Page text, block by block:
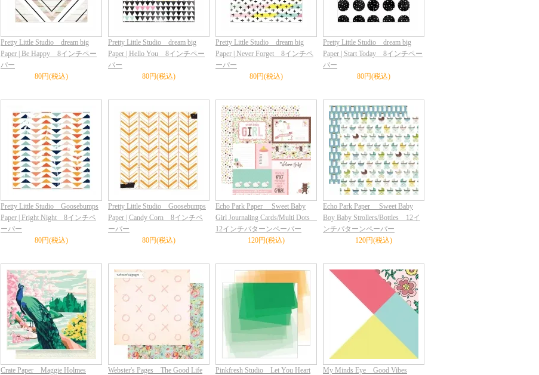
Pretty Little Studio dream big
Paper | Be Happy 8インチペー
パー
80円(税込)
Pretty Little Studio dream big
Paper | Hello You 8インチペー
パー
80円(税込)
Pretty Little Studio dream big
Paper | Never Forget 8インチペ
ーパー
80円(税込)
Pretty Little Studio dream big
Paper | Start Today 8インチペー
パー
80円(税込)
Pretty Little Studio Goosebumps
Paper | Fright Night 8インチペ
ーパー
80円(税込)
Pretty Little Studio Goosebumps
Paper | Candy Corn 8インチペ
ーパー
80円(税込)
Echo Park Paper Sweet Baby
Girl Journaling Cards/Multi Dots
12インチパターンペーパー
120円(税込)
Echo Park Paper Sweet Baby
Boy Baby Strollers/Bottles 12イ
ンチパターンペーパー
120円(税込)
Crate Paper Maggie Holmes
Webster's Pages The Good Life
Pinkfresh Studio Let You Heart
My Minds Eye Good Vibes